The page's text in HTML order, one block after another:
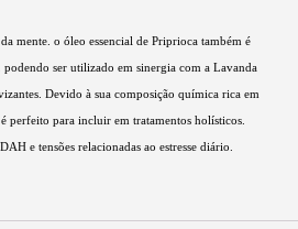
mente. o óleo essencial de Priprioca também é
podendo ser utilizado em sinergia com a Lavanda
Devido à sua composição química rica em
perfeito para incluir em tratamentos holísticos.
e tensões relacionadas ao estresse diário.